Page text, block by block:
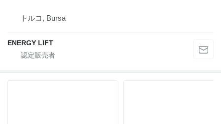
トルコ, Bursa
ENERGY LIFT